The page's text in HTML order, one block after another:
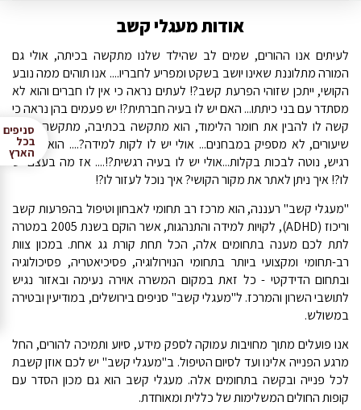
אודות מעגלי קשב
לעיתים אנו ההורים, שמים לב שהילד שלנו מתקשה בכיתה, אולי גם
המורה מתלוננת שאינו יושב בשקט ומפריע לחבריו.... אנו תוהים ממה נובע
הקושי, ייתכן שזוהי הפרעת קשב?! לעתים נראה כי אין לו חברים והוא לא
מסתדר עם בני כיתתו... האם יש לו בעיה חברתית?! יש פעמים בהן נראה כי
קשה לו להבין את חומר הלימוד, הוא מתקשה בכתיבה, מתקשה להכין
שיעורים, לא מספיק במבחנים... אולי יש לו לקות למידה?.... הוא מסוגר,
רגיש, נוטה לבכות בקלות...אולי יש לו בעיה רגשית?!.... אז מה בעצם יש
לו?! איך ניתן לאתר את מקור הקושי? איך נוכל לעזור לו?!
"מעגלי קשב" רעננה, הוא מרכז רב תחומי לאבחון וטיפול בהפרעות קשב
וריכוז (ADHD), לקויות למידה והתנהגות, אשר הוקם בשנת 2005 במטרה
לתת לכם מענה בתחומים אלה, הכל תחת קורת גג אחת. במכון צוות
רב-תחומי ומקצועי ביותר בתחומי הנוירולוגיה, פסיכיאטריה, פסיכולוגיה
ובתחום הדידקטי - כל זאת במקום המשרה אוירה נעימה ובאזור נגיש
לתושבי השרון והמרכז. ל"מעגלי קשב" סניפים בירושלים, במודיעין ובטירה
במשולש.
אנו פועלים מתוך מחויבות עמוקה לספק מידע, סיוע ותמיכה להורים, החל
מרגע הפנייה אלינו ועד לסיום הטיפול. ב"מעגלי קשב" יש לכם אוזן קשבת
לכל פנייה ובקשה בתחומים אלה. מעגלי קשב הוא גם מכון הסדר עם
קופות החולים המשלימות של כללית ומאוחדת.
סניפים
בכל
הארץ